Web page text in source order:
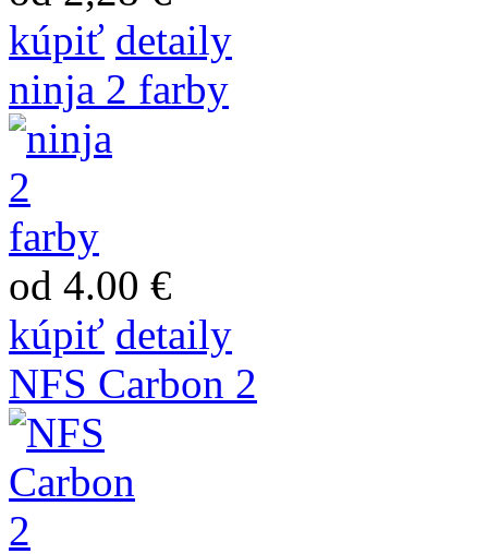
kúpiť detaily
ninja 2 farby
od 4.00 €
kúpiť detaily
NFS Carbon 2